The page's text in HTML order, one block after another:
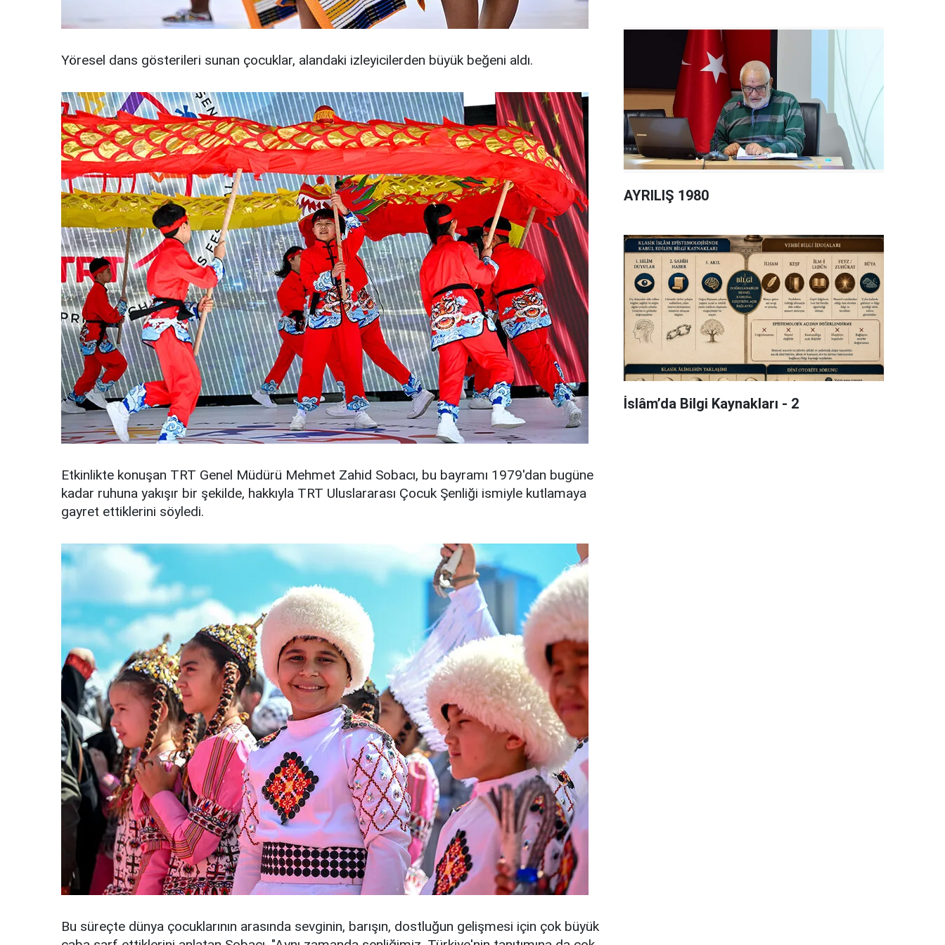
Yöresel dans gösterileri sunan çocuklar, alandaki izleyicilerden büyük beğeni aldı.
Etkinlikte konuşan TRT Genel Müdürü Mehmet Zahid Sobacı, bu bayramı 1979'dan bugüne
kadar ruhuna yakışır bir şekilde, hakkıyla TRT Uluslararası Çocuk Şenliği ismiyle kutlamaya
gayret ettiklerini söyledi.
Bu süreçte dünya çocuklarının arasında sevginin, barışın, dostluğun gelişmesi için çok büyük
AYRILIŞ 1980
İslâm’da Bilgi Kaynakları - 2